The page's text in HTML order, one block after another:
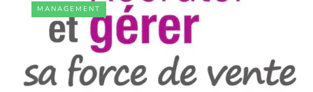
MANAGEMENT